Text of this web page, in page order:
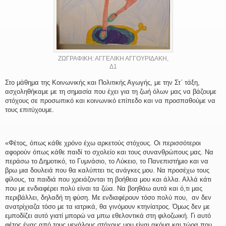
ΖΩΓΡΑΦΙΚΗ: ΑΓΓΕΛΙΚΗ ΑΓΓΟΥΡΙΔΑΚΗ,
Δ1
Στο μάθημα της Κοινωνικής και Πολιτικής Αγωγής, με την Στ΄ τάξη,
ασχοληθήκαμε με τη σημασία που έχει για τη ζωή όλων μας να βάζουμε
στόχους σε προσωπικό και κοινωνικό επίπεδο και να προσπαθούμε να
τους επιτύχουμε.
«Φέτος, όπως κάθε χρόνο έχω αρκετούς στόχους. Οι περισσότεροι
αφορούν όπως κάθε παιδί το σχολείο και τους συνανθρώπους μας. Να
περάσω το Δημοτικό, το Γυμνάσιο, το Λύκειο, το Πανεπιστήμιο και να
βρω μια δουλειά που θα καλύπτει τις ανάγκες μου. Να προσέχω τους
φίλους, τα παιδιά που χρειάζονται τη βοήθεια μου και άλλα. Αλλά κάτι
που με ενδιαφέρει πολύ είναι τα ζώα. Να βοηθάω αυτά και ό,τι μας
περιβάλλει, δηλαδή τη φύση. Με ενδιαφέρουν τόσο πολύ που, αν δεν
ανατρίχιαζα τόσο με τα ιατρικά, θα γινόμουν κτηνίατρος. Όμως δεν με
εμποδίζει αυτό γιατί μπορώ να μπω εθελοντικά στη φιλοζωική. Γι αυτό